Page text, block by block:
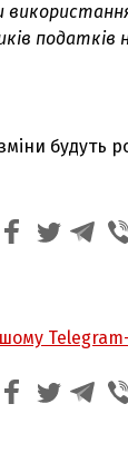
податків
будуть